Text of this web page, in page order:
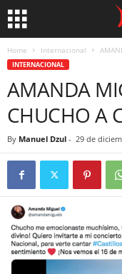
Home Internacional
INTERNACIONAL
AMANDA
CHUCHO A
By Manuel Dzul - 29 de